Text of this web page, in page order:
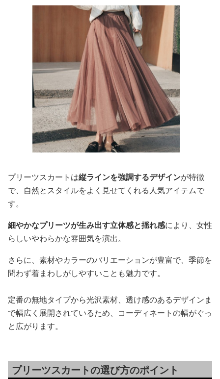
プリーツスカートは縦ラインを強調するデザインが特徴
で、自然とスタイルをよく見せてくれる人気アイテムで
す。
細やかなプリーツが生み出す立体感と揺れ感により、女性
らしいやわらかな雰囲気を演出。
さらに、素材やカラーのバリエーションが豊富で、季節を
問わず着まわしがしやすいことも魅力です。
定番の無地タイプから光沢素材、透け感のあるデザインま
で幅広く展開されているため、コーディネートの幅がぐっ
と広がります。
プリーツスカートの選び方のポイント